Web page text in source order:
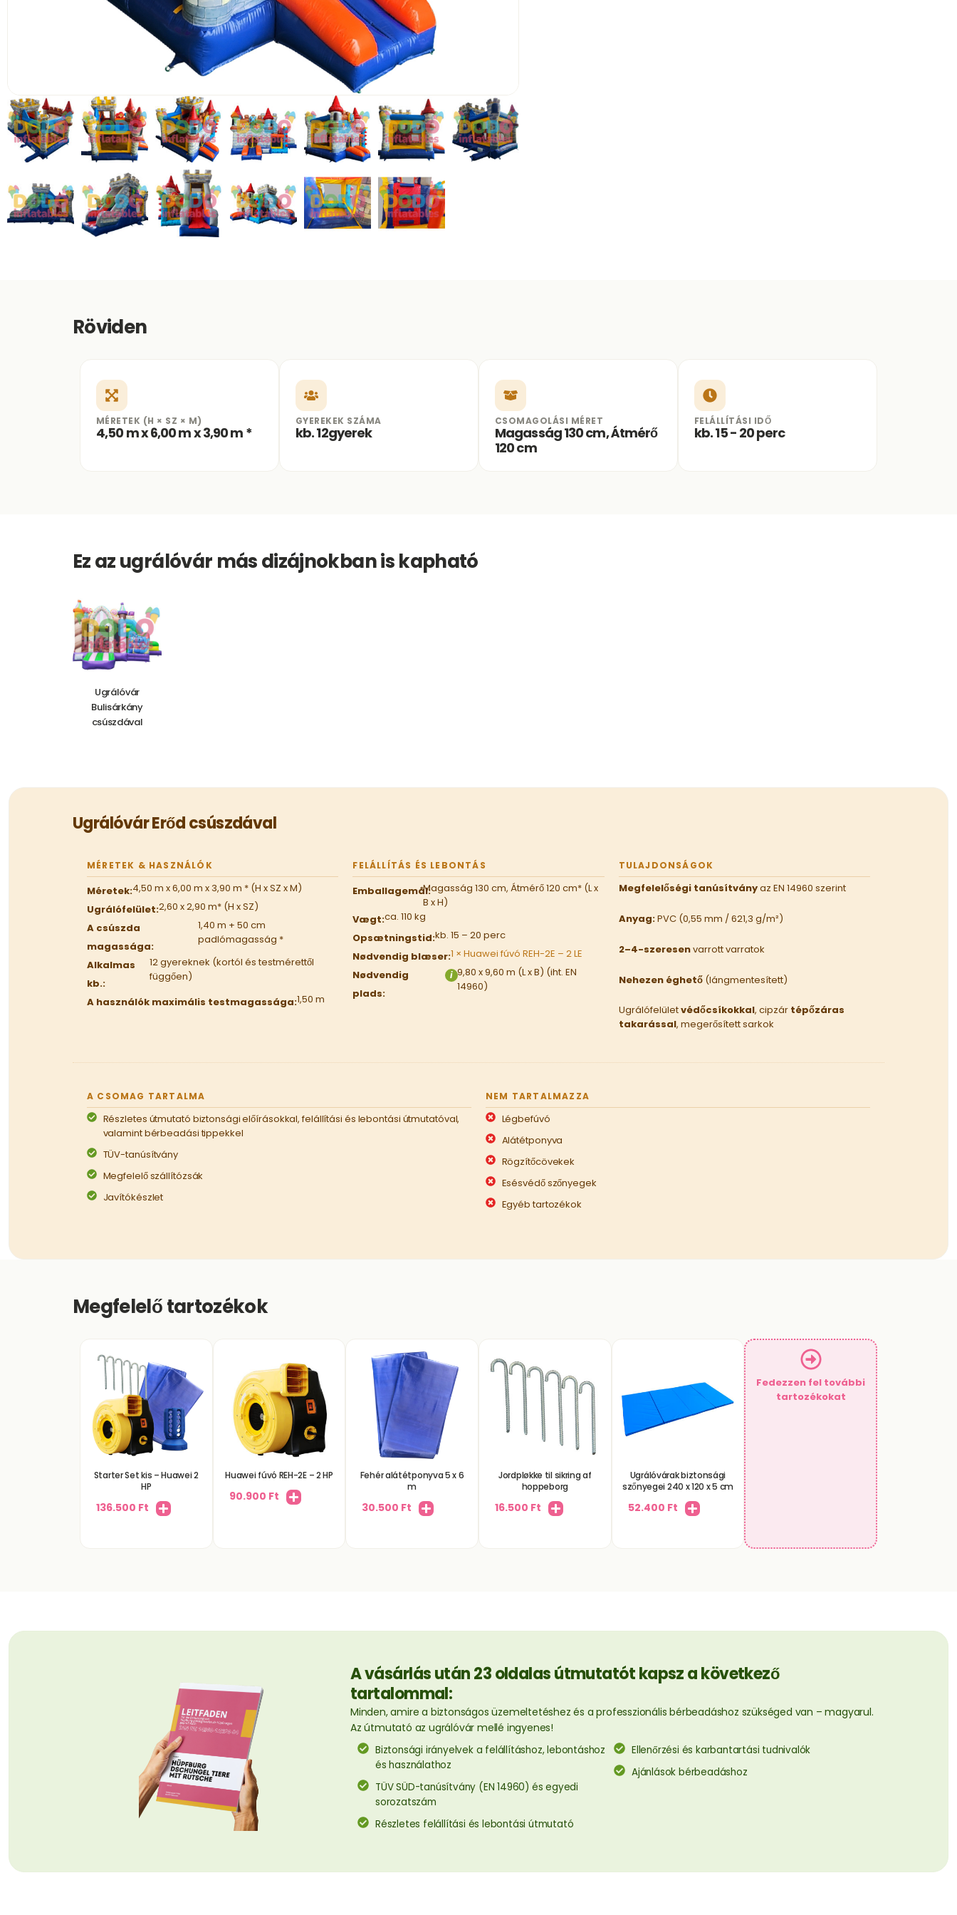
Röviden
MÉRETEK (H × SZ × M)
4,50 m x 6,00 m x 3,90 m *
GYEREKEK SZÁMA
kb. 12gyerek
CSOMAGOLÁSI MÉRET
Magasság 130 cm, Átmérő
120 cm
FELÁLLÍTÁSI IDŐ
kb. 15 - 20 perc
Ez az ugrálóvár más dizájnokban is kapható
Ugrálóvár
Bulisárkány
csúszdával
Ugrálóvár Erőd csúszdával
MÉRETEK & HASZNÁLÓK
Méretek:4,50 m x 6,00 m x 3,90 m * (H x SZ x M)
Ugrálófelület:2,60 x 2,90 m* (H x SZ)
A csúszda
magassága:
1,40 m + 50 cm
padlómagasság *
Alkalmas
kb.:
12 gyereknek (kortól és testmérettől
függően)
A használók maximális testmagassága:1,50 m
FELÁLLÍTÁS ÉS LEBONTÁS
Emballagemål:Magasság 130 cm, Átmérő 120 cm* (L x
B x H)
Vægt:ca. 110 kg
Opsætningstid:kb. 15 – 20 perc
Nødvendig blæser:1 × Huawei fúvó REH-2E – 2 LE
Nødvendig
plads:
i 9,80 x 9,60 m (L x B) (iht. EN
14960)
TULAJDONSÁGOK
Megfelelőségi tanúsítványaz EN 14960 szerint
Anyag:PVC (0,55 mm / 621,3 g/m²)
2–4-szeresenvarrott varratok
Nehezen éghető(lángmentesített)
Ugrálófelületvédőcsíkokkal, cipzár tépőzáras
takarással, megerősített sarkok
A CSOMAG TARTALMA
Részletes útmutató biztonsági előírásokkal, felállítási és lebontási útmutatóval,
valamint bérbeadási tippekkel
TÜV-tanúsítvány
Megfelelő szállítózsák
Javítókészlet
NEM TARTALMAZZA
Légbefúvó
Alátétponyva
Rögzítőcövekek
Esésvédő szőnyegek
Egyéb tartozékok
Megfelelő tartozékok
Starter Set kis – Huawei 2
HP
136.500 Ft
Huawei fúvó REH-2E – 2 HP
90.900 Ft
Fehér alátétponyva 5 x 6
m
30.500 Ft
Jordpløkke til sikring af
hoppeborg
16.500 Ft
Ugrálóvárak biztonsági
szőnyegei 240 x 120 x 5 cm
52.400 Ft
Fedezzen fel további
tartozékokat
A vásárlás után 23 oldalas útmutatót kapsz a következő
tartalommal:
Minden, amire a biztonságos üzemeltetéshez és a professzionális bérbeadáshoz szükséged van – magyarul.
Az útmutató az ugrálóvár mellé ingyenes!
Biztonsági irányelvek a felállításhoz, lebontáshoz
és használathoz
TÜV SÜD-tanúsítvány (EN 14960) és egyedi
sorozatszám
Részletes felállítási és lebontási útmutató
Ellenőrzési és karbantartási tudnivalók
Ajánlások bérbeadáshoz